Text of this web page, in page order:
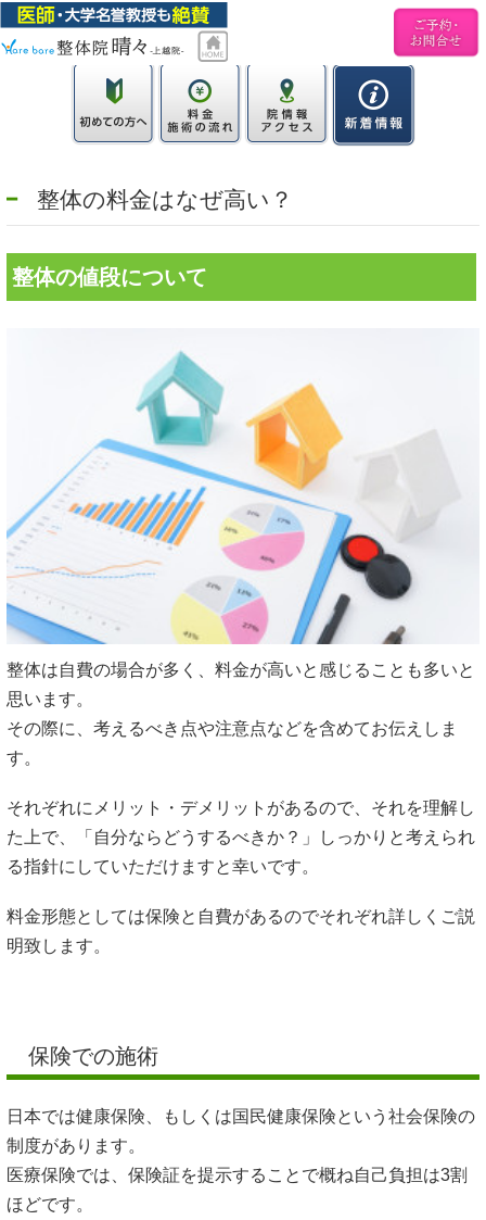
整体の料金はなぜ高い？
整体の値段について
整体は自費の場合が多く、料金が高いと感じることも多いと
思います。
その際に、考えるべき点や注意点などを含めてお伝えしま
す。
それぞれにメリット・デメリットがあるので、それを理解し
た上で、「自分ならどうするべきか？」しっかりと考えられ
る指針にしていただけますと幸いです。
料金形態としては保険と自費があるのでそれぞれ詳しくご説
明致します。
保険での施術
日本では健康保険、もしくは国民健康保険という社会保険の
制度があります。
医療保険では、保険証を提示することで概ね自己負担は3割
ほどです。